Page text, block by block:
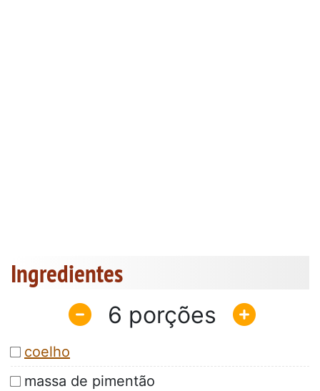
Ingredientes
6
coelho
massa de pimentão